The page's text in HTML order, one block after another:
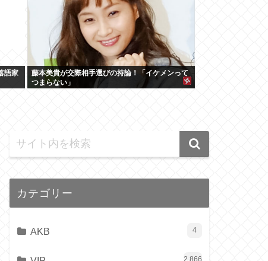
語家
藤本美貴が交際相手選びの持論！「イケメンって
つまらない」
カテゴリー
AKB 4
2,866